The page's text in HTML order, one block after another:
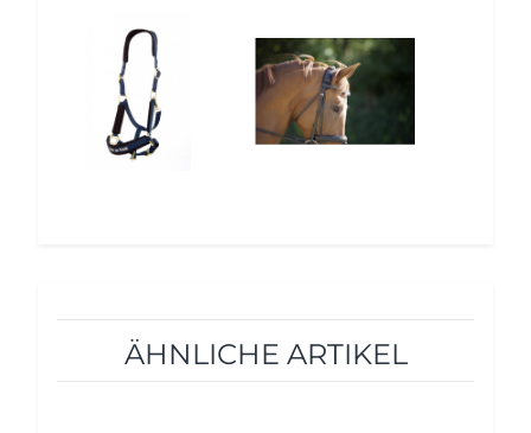
ÄHNLICHE ARTIKEL